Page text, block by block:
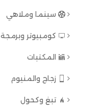
سينما وملاهي
كومبيوتر وبرمجة
المكتبات
زجاج والمنيوم
تبغ وكحول